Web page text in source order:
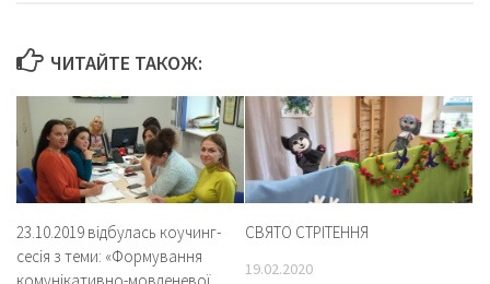
ЧИТАЙТЕ ТАКОЖ:
23.10.2019 відбулась коучинг-
сесія з теми: «Формування
СВЯТО СТРІТЕННЯ
19.02.2020